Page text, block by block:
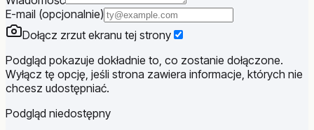
E-mail (opcjonalnie)
Dołącz zrzut ekranu tej strony
Podgląd pokazuje dokładnie to, co zostanie dołączone.
Wyłącz tę opcję, jeśli strona zawiera informacje, których nie
chcesz udostępniać.
Podgląd niedostępny